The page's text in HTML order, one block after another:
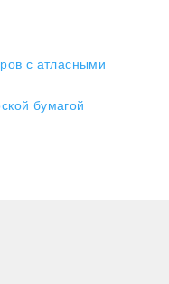
с атласными
бумагой